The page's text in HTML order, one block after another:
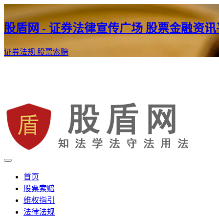
股盾网 - 证券法律宣传广场 股票金融资讯
证券法规 股票索赔
股盾网
证券股票维权网
首页
股票索赔
维权指引
法律法规